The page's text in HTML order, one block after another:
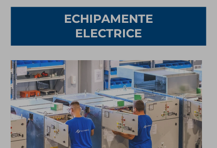
ECHIPAMENTE
ELECTRICE